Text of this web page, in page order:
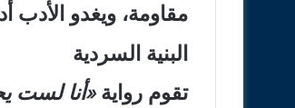
مقاومة، ويغدو الأدب
البنية السردية
تقوم رواية«أنا لست